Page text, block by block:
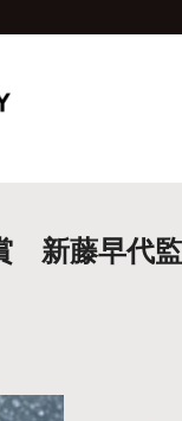
近のプロジェクト
集から探す
新藤早代